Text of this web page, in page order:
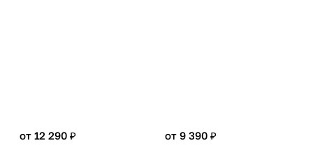
от 12 290 ₽
от 9 390 ₽